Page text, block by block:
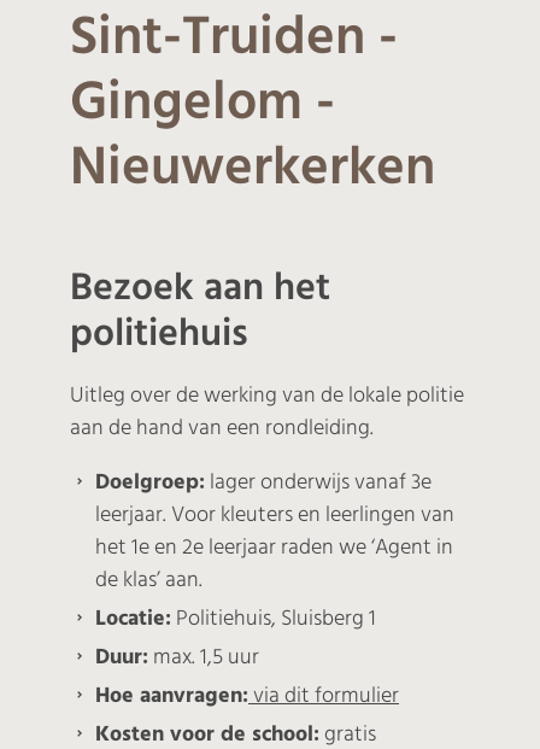
Sint-Truiden -
Gingelom -
Nieuwerkerken
Bezoek aan het
politiehuis
Uitleg over de werking van de lokale politie
aan de hand van een rondleiding.
Doelgroep: lager onderwijs vanaf 3e
leerjaar. Voor kleuters en leerlingen van
het 1e en 2e leerjaar raden we ‘Agent in
de klas’ aan.
Locatie: Politiehuis, Sluisberg 1
Duur: max. 1,5 uur
Hoe aanvragen: via dit formulier
Kosten voor de school: gratis